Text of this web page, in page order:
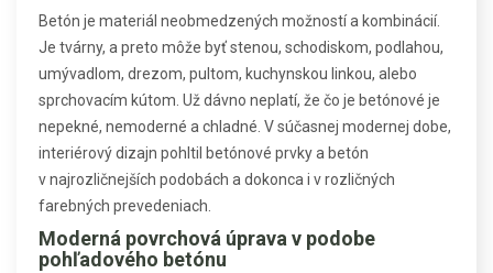
Betón je materiál neobmedzených možností a kombinácií.
Je tvárny, a preto môže byť stenou, schodiskom, podlahou,
umývadlom, drezom, pultom, kuchynskou linkou, alebo
sprchovacím kútom. Už dávno neplatí, že čo je betónové je
nepekné, nemoderné a chladné. V súčasnej modernej dobe,
interiérový dizajn pohltil betónové prvky a betón
v najrozličnejších podobách a dokonca i v rozličných
farebných prevedeniach.
Moderná povrchová úprava v podobe
pohľadového betónu